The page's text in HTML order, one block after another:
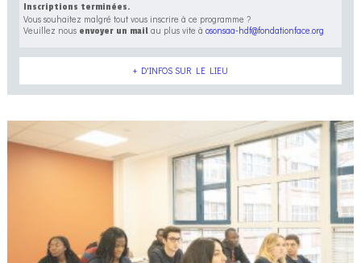
Inscriptions terminées.
Vous souhaitez malgré tout vous inscrire à ce programme ?
Veuillez nous envoyer un mailau plus vite à osonsaa-hdf@fondationface.org
+ D'INFOS SUR LE LIEU